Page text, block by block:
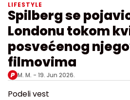
LIFESTYLE
Spilberg se
Londonu tokom
posvećenog
filmovima
M. M. - 19. Jun 2026.
Podeli vest